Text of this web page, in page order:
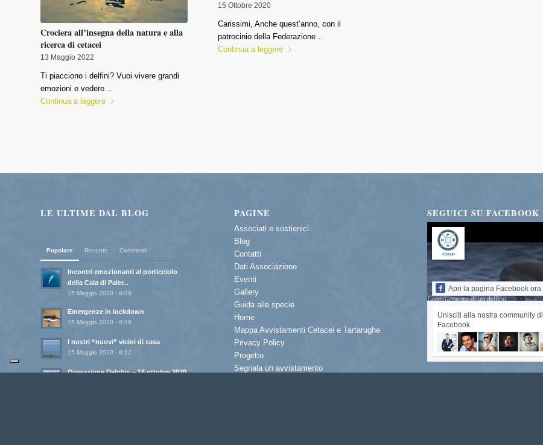
Crociera all’insegna della natura e alla
ricerca di cetacei
13 Maggio 2022
Ti piacciono i delfini? Vuoi vivere grandi
emozioni e vedere…
Continua a leggere
15 Ottobre 2020
Carissimi, Anche quest’anno, con il
patrocinio della Federazione…
Continua a leggere
LE ULTIME DAL BLOG
Popolare Recente Commenti
Incontri emozionanti al porticciolo
della Cala di Paler...
15 Maggio 2020 - 8:09
Emergenze in lockdown
15 Maggio 2020 - 8:10
I nostri “nuovi” vicini di casa
15 Maggio 2020 - 8:12
Operazione Delphis – 18 ottobre 2020
PAGINE
Associati e sostienici
Blog
Contatti
Dati Associazione
Eventi
Gallery
Guida alle specie
Home
Mappa Avvistamenti Cetacei e Tartarughe
Privacy Policy
Progetto
Segnala un avvistamento
SEGUICI SU FACEBOOK
Apri la pagina Facebook ora
Unisciti alla nostra community di
Facebook